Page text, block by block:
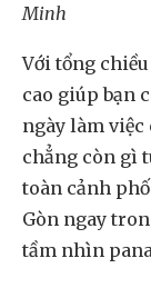
Minh
Với tổng
cao giúp bạn
ngày làm việc
chẳng còn gì
toàn cảnh
Gòn ngay
tầm nhìn